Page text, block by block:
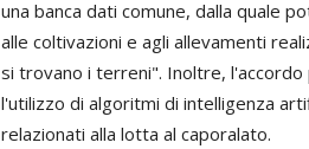
una banca dati comune, dalla quale
alle coltivazioni e agli allevamenti
si trovano i terreni". Inoltre,
l'utilizzo di algoritmi di intelligenza
relazionati alla lotta al caporalato.